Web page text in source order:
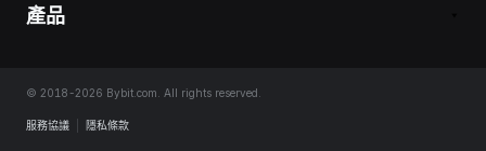
產品
© 2018-2026 Bybit.com. All rights reserved.
服務協議 隱私條款